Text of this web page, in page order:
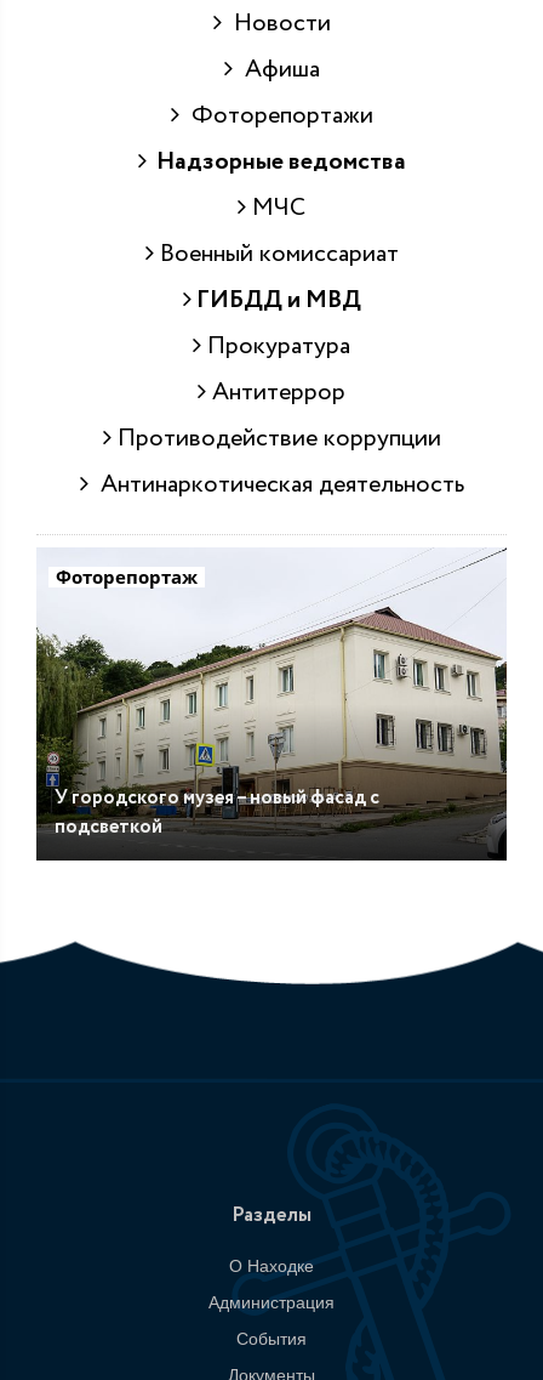
Новости
Афиша
Фоторепортажи
Надзорные ведомства
МЧС
Военный комиссариат
ГИБДД и МВД
Прокуратура
Антитеррор
Противодействие коррупции
Антинаркотическая деятельность
Фоторепортаж
У городского музея – новый фасад с
подсветкой
Разделы
О Находке
Администрация
События
Документы